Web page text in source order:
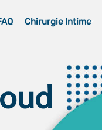
Chirurgie Intime